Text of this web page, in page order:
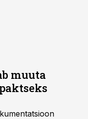
muuta